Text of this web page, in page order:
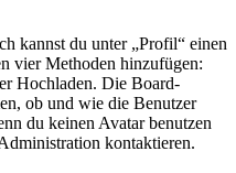
kannst du unter „Profil“ einen
vier Methoden hinzufügen:
Hochladen. Die Board-
ob und wie die Benutzer
du keinen Avatar benutzen
kontaktieren.